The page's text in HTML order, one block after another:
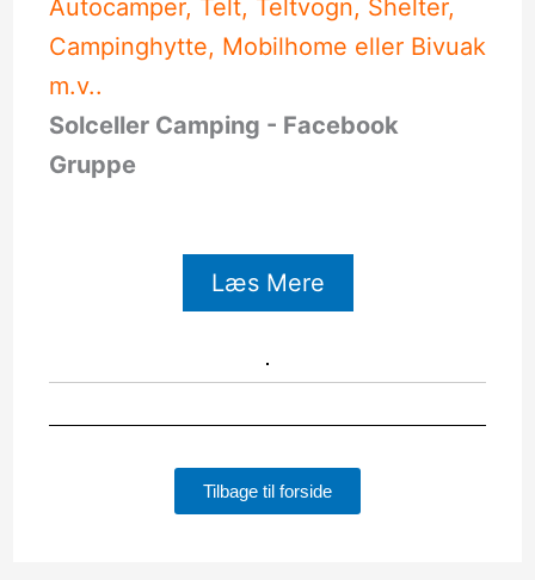
Autocamper, Telt, Teltvogn, Shelter,
Campinghytte, Mobilhome eller Bivuak
m.v..
Solceller Camping - Facebook
Gruppe
Læs Mere
Tilbage til forside